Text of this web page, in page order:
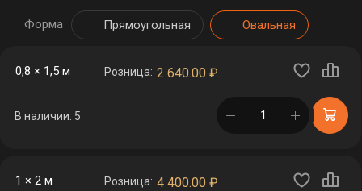
Форма Прямоугольная Овальная
0,8 × 1,5 м Розница: 2 640.00 ₽
В наличии: 5 в корзине
1 × 2 м Розница: 4 400.00 ₽